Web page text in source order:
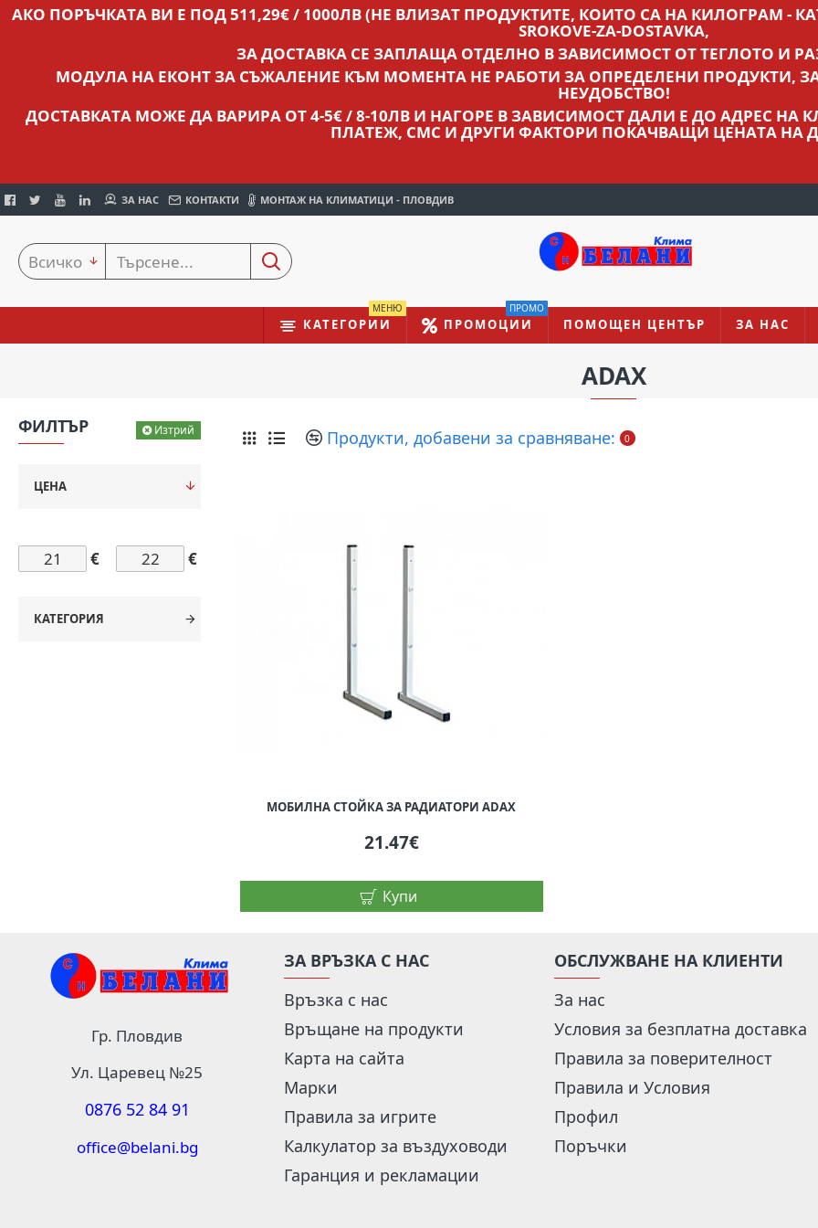
АКО ПОРЪЧКАТА ВИ Е ПОД 511,29€ / 1000ЛВ (НЕ ВЛИЗАТ ПРОДУКТИТЕ, КОИТО СА НА КИЛОГРАМ -
SROKOVE-ZA-DOSTAVKA,
ЗА ДОСТАВКА СЕ ЗАПЛАЩА ОТДЕЛНО В ЗАВИСИМОСТ ОТ ТЕГЛОТО И
МОДУЛА НА ЕКОНТ ЗА СЪЖАЛЕНИЕ КЪМ МОМЕНТА НЕ РАБОТИ ЗА ОПРЕДЕЛЕНИ ПРОДУКТИ,
НЕУДОБСТВО!
ДОСТАВКАТА МОЖЕ ДА ВАРИРА ОТ 4-5€ / 8-10ЛВ И НАГОРЕ В ЗАВИСИМОСТ ДАЛИ Е ДО АДРЕС
ПЛАТЕЖ, СМС И ДРУГИ ФАКТОРИ ПОКАЧВАЩИ ЦЕНАТА НА
ЗА НАС КОНТАКТИ МОНТАЖ НА КЛИМАТИЦИ - ПЛОВДИВ
Всичко
КАТЕГОРИИ
МЕНЮ
ПРОМОЦИИ
ПРОМО
ПОМОЩЕН ЦЕНТЪР ЗА НАС
ADAX
ФИЛТЪР Изтрий
ЦЕНА
€ €
КАТЕГОРИЯ
Продукти, добавени за сравняване: 0
МОБИЛНА СТОЙКА ЗА РАДИАТОРИ ADAX
21.47€
Купи
Гр. Пловдив
Ул. Царевец №25
0876 52 84 91
office@belani.bg
ЗА ВРЪЗКА С НАС
Връзка с нас
Връщане на продукти
Карта на сайта
Марки
Правила за игрите
Калкулатор за въздуховоди
Гаранция и рекламации
ОБСЛУЖВАНЕ НА КЛИЕНТИ
За нас
Условия за безплатна доставка
Правила за поверителност
Правила и Условия
Профил
Поръчки